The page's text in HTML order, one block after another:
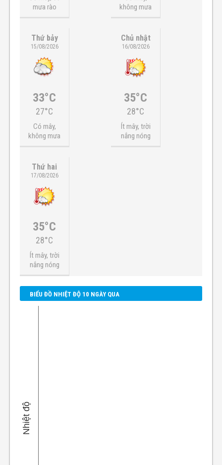
mưa rào
không mưa
Thứ bảy
15/08/2026
33°C
27°C
Có mây,
không mưa
Chủ nhật
16/08/2026
35°C
28°C
Ít mây, trời
nắng nóng
Thứ hai
17/08/2026
35°C
28°C
Ít mây, trời
nắng nóng
BIỂU ĐỒ NHIỆT ĐỘ 10 NGÀY QUA